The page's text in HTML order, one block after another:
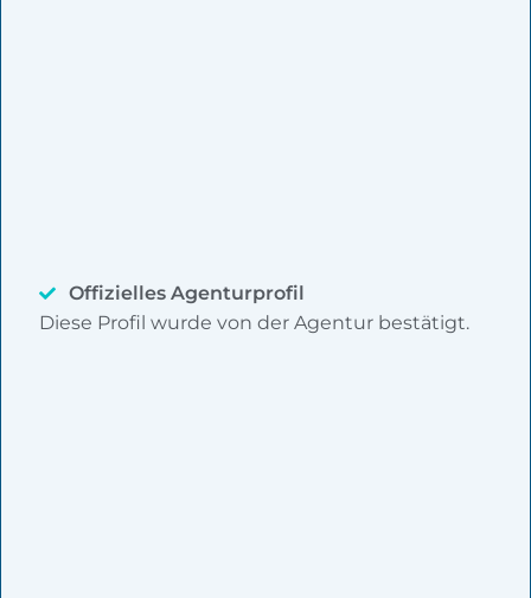
Offizielles Agenturprofil
Diese Profil wurde von der Agentur bestätigt.